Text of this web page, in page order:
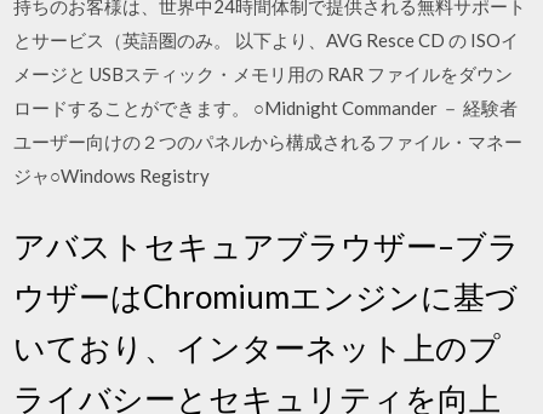
持ちのお客様は、世界中24時間体制で提供される無料サポート
とサービス（英語圏のみ。 以下より、AVG Resce CD の ISOイ
メージと USBスティック・メモリ用の RAR ファイルをダウン
ロードすることができます。 ○Midnight Commander － 経験者
ユーザー向けの２つのパネルから構成されるファイル・マネー
ジャ○Windows Registry
アバストセキュアブラウザー–ブラ
ウザーはChromiumエンジンに基づ
いており、インターネット上のプ
ライバシーとセキュリティを向上